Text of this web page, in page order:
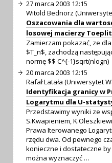
27 marca 2003 12:15
Witold Bednorz
Oszacowania dla
losowej macierzy
Zamierzam pokazać, ze
$T_n$, zachodzą
normę $$ C^{-1}sqrt(nlogn)
20 marca 2003 12:15
Rafał Latała (Uniwersytet
Identyfikacja granicy w
Logarytmu dla U-
Przedstawimy wyniki ze
S.Kwapieniem,
Prawa Iterowanego
rzędu dwa. Od pewnego
konieczne i dostateczne by
można wyznaczyć …